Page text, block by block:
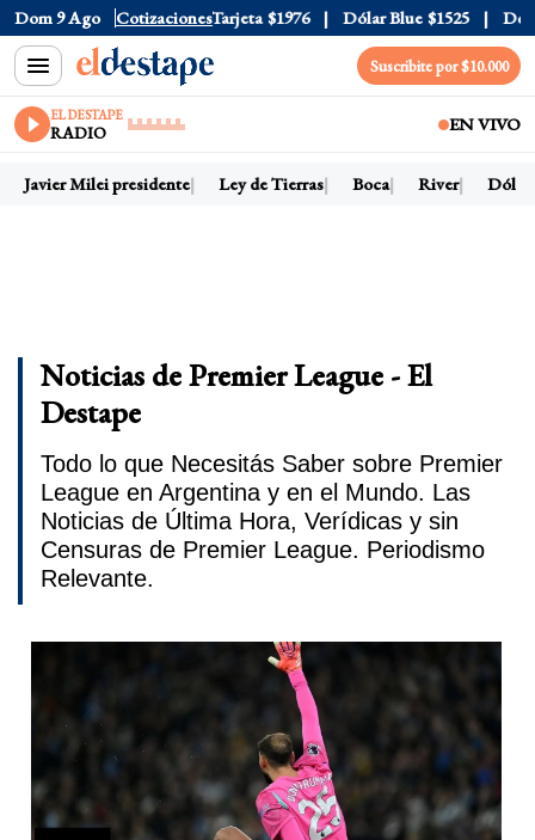
Dom 9 Ago Cotizaciones
$1520 Dólar Tarjeta $1976 Dólar Blue $1525 Dólar
Suscribite por $10.000
EL DESTAPE
RADIO EN VIVO
Javier Milei presidente Ley de Tierras Boca River Dólar
Noticias de Premier League - El
Destape
Todo lo que Necesitás Saber sobre Premier
League en Argentina y en el Mundo. Las
Noticias de Última Hora, Verídicas y sin
Censuras de Premier League. Periodismo
Relevante.